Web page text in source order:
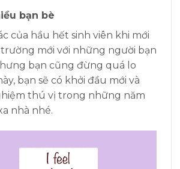
bạn bè
của hầu hết sinh viên khi mới
mới với những người bạn
bạn cũng đừng quá lo
bạn sẽ có khởi đầu mới và
thú vị trong những năm
nhà nhé.